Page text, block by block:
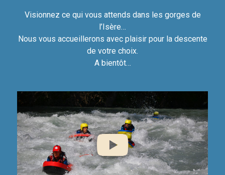
Visionnez ce qui vous attends dans les gorges de
l’Isère…
Nous vous accueillerons avec plaisir pour la descente
de votre choix.
A bientôt…